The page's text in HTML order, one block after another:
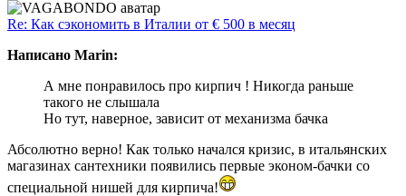
Re: Как сэкономить в Италии от € 500 в месяц
Написано Marin:
А мне понравилось про кирпич ! Никогда раньше
такого не слышала
Но тут, наверное, зависит от механизма бачка
Абсолютно верно! Как только начался кризис, в итальянских
магазинах сантехники появились первые эконом-бачки со
специальной нишей для кирпича!